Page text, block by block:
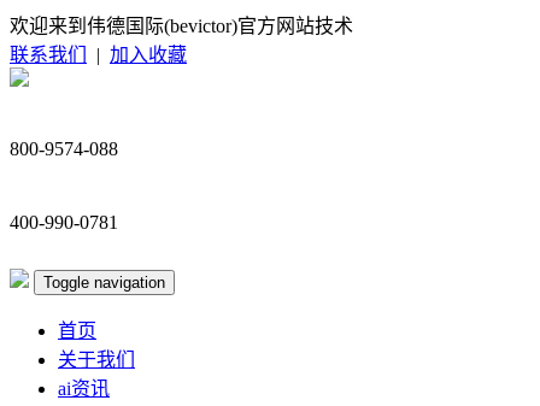
欢迎来到伟德国际(bevictor)官方网站技术
联系我们
| 加入收藏
800-9574-088
400-990-0781
Toggle navigation
首页
关于我们
ai资讯